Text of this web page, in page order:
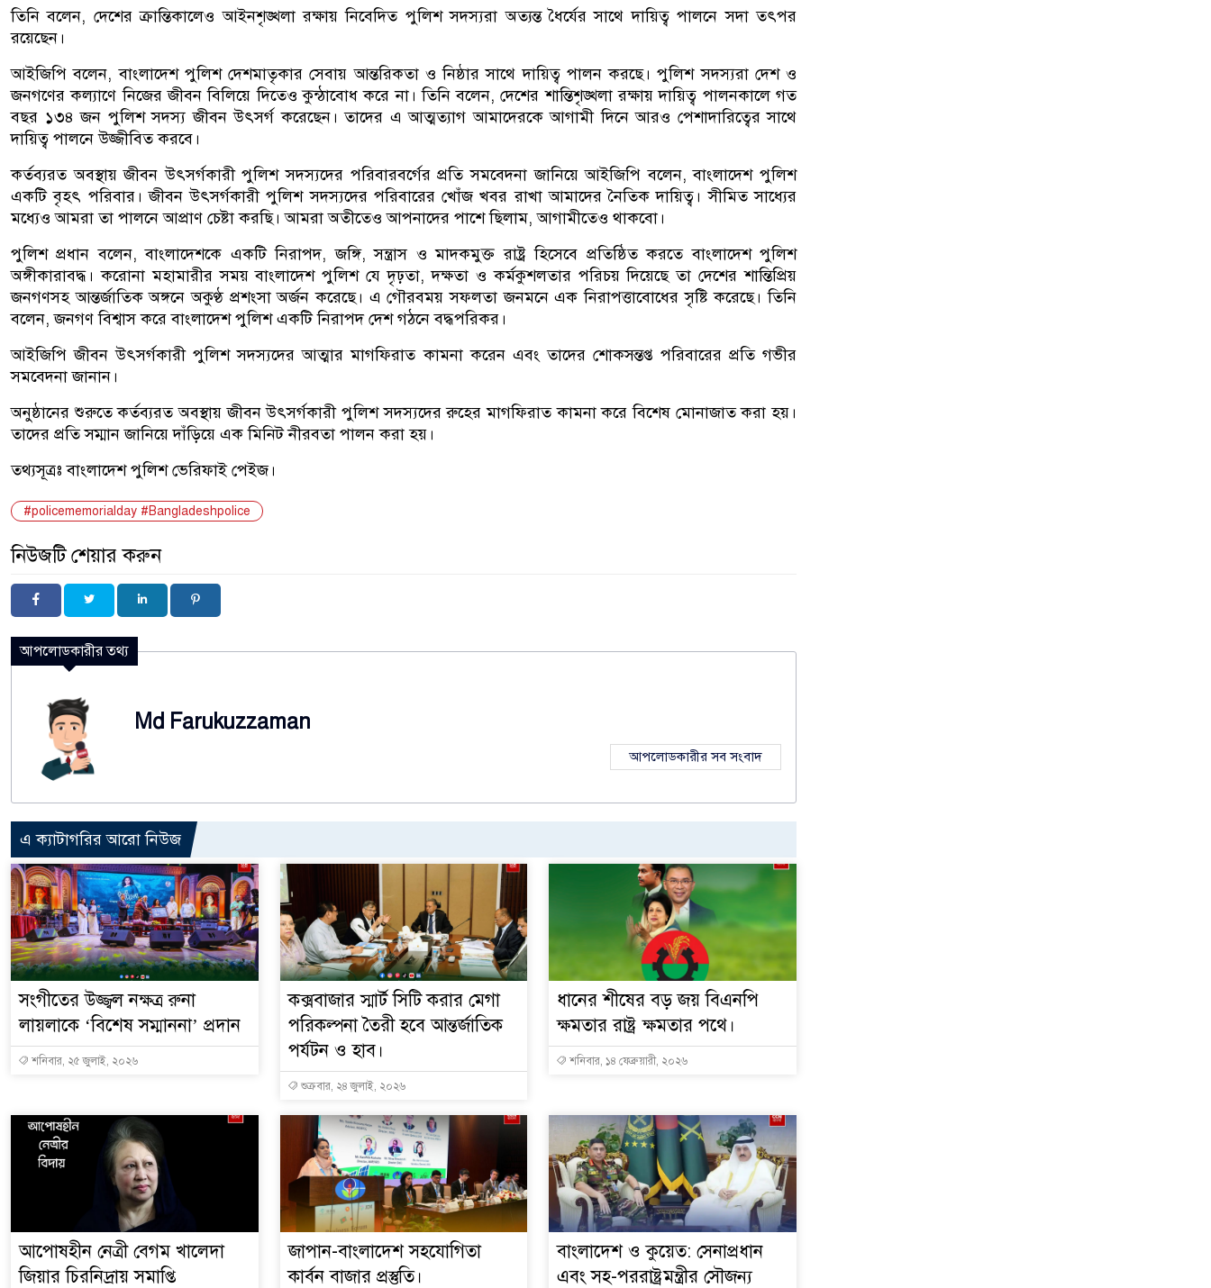
তিনি বলেন, দেশের ক্রান্তিকালেও আইনশৃঙ্খলা রক্ষায় নিবেদিত পুলিশ সদস্যরা অত্যন্ত ধৈর্যের সাথে দায়িত্ব পালনে সদা তৎপর
রয়েছেন।
আইজিপি বলেন, বাংলাদেশ পুলিশ দেশমাতৃকার সেবায় আন্তরিকতা ও নিষ্ঠার সাথে দায়িত্ব পালন করছে। পুলিশ সদস্যরা দেশ ও
জনগণের কল্যাণে নিজের জীবন বিলিয়ে দিতেও কুন্ঠাবোধ করে না। তিনি বলেন, দেশের শান্তিশৃঙ্খলা রক্ষায় দায়িত্ব পালনকালে গত
বছর ১৩৪ জন পুলিশ সদস্য জীবন উৎসর্গ করেছেন। তাদের এ আত্মত্যাগ আমাদেরকে আগামী দিনে আরও পেশাদারিত্বের সাথে
দায়িত্ব পালনে উজ্জীবিত করবে।
কর্তব্যরত অবস্থায় জীবন উৎসর্গকারী পুলিশ সদস্যদের পরিবারবর্গের প্রতি সমবেদনা জানিয়ে আইজিপি বলেন, বাংলাদেশ পুলিশ
একটি বৃহৎ পরিবার। জীবন উৎসর্গকারী পুলিশ সদস্যদের পরিবারের খোঁজ খবর রাখা আমাদের নৈতিক দায়িত্ব। সীমিত সাধ্যের
মধ্যেও আমরা তা পালনে আপ্রাণ চেষ্টা করছি। আমরা অতীতেও আপনাদের পাশে ছিলাম, আগামীতেও থাকবো।
পুলিশ প্রধান বলেন, বাংলাদেশকে একটি নিরাপদ, জঙ্গি, সন্ত্রাস ও মাদকমুক্ত রাষ্ট্র হিসেবে প্রতিষ্ঠিত করতে বাংলাদেশ পুলিশ
অঙ্গীকারাবদ্ধ। করোনা মহামারীর সময় বাংলাদেশ পুলিশ যে দৃঢ়তা, দক্ষতা ও কর্মকুশলতার পরিচয় দিয়েছে তা দেশের শান্তিপ্রিয়
জনগণসহ আন্তর্জাতিক অঙ্গনে অকুণ্ঠ প্রশংসা অর্জন করেছে। এ গৌরবময় সফলতা জনমনে এক নিরাপত্তাবোধের সৃষ্টি করেছে। তিনি
বলেন, জনগণ বিশ্বাস করে বাংলাদেশ পুলিশ একটি নিরাপদ দেশ গঠনে বদ্ধপরিকর।
আইজিপি জীবন উৎসর্গকারী পুলিশ সদস্যদের আত্মার মাগফিরাত কামনা করেন এবং তাদের শোকসন্তপ্ত পরিবারের প্রতি গভীর
সমবেদনা জানান।
অনুষ্ঠানের শুরুতে কর্তব্যরত অবস্থায় জীবন উৎসর্গকারী পুলিশ সদস্যদের রুহের মাগফিরাত কামনা করে বিশেষ মোনাজাত করা হয়।
তাদের প্রতি সম্মান জানিয়ে দাঁড়িয়ে এক মিনিট নীরবতা পালন করা হয়।
তথ্যসূত্রঃ বাংলাদেশ পুলিশ ভেরিফাই পেইজ।
#policememorialday #Bangladeshpolice
নিউজটি শেয়ার করুন
আপলোডকারীর তথ্য
Md Farukuzzaman
আপলোডকারীর সব সংবাদ
এ ক্যাটাগরির আরো নিউজ
সংগীতের উজ্জ্বল নক্ষত্র রুনা
লায়লাকে ‘বিশেষ সম্মাননা’ প্রদান
শনিবার, ২৫ জুলাই, ২০২৬
কক্সবাজার স্মার্ট সিটি করার মেগা
পরিকল্পনা তৈরী হবে আন্তর্জাতিক
পর্যটন ও হাব।
শুক্রবার, ২৪ জুলাই, ২০২৬
ধানের শীষের বড় জয় বিএনপি
ক্ষমতার রাষ্ট্র ক্ষমতার পথে।
শনিবার, ১৪ ফেব্রুয়ারী, ২০২৬
আপোষহীন নেত্রী বেগম খালেদা
জিয়ার চিরনিদ্রায় সমাপ্তি
জাপান-বাংলাদেশ সহযোগিতা
কার্বন বাজার প্রস্তুতি।
বাংলাদেশ ও কুয়েত: সেনাপ্রধান
এবং সহ-পররাষ্ট্রমন্ত্রীর সৌজন্য